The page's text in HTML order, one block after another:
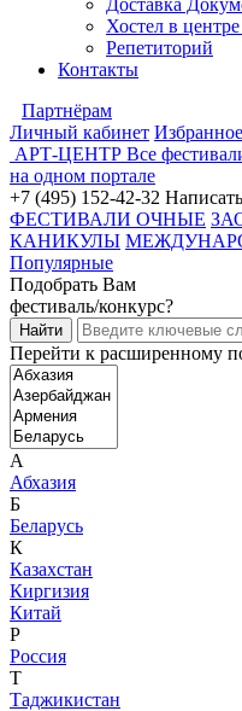
Доставка
Хостел в
Репетиторий
Контакты
Партнёрам
Личный кабинет Избранное
АРТ-ЦЕНТР Все
на одном портале
+7 (495) 152-42-32
ФЕСТИВАЛИ ОЧНЫЕ
КАНИКУЛЫ
Популярные
Подобрать Вам
фестиваль/конкурс?
Перейти к расширенному
А
Абхазия
Б
Беларусь
К
Казахстан
Киргизия
Китай
Р
Россия
Т
Таджикистан